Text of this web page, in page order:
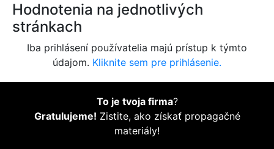
Hodnotenia na jednotlivých
stránkach
Iba prihlásení používatelia majú prístup k týmto
údajom. Kliknite sem pre prihlásenie.
To je tvoja firma?
Gratulujeme! Zistite, ako získať propagačné
materiály!